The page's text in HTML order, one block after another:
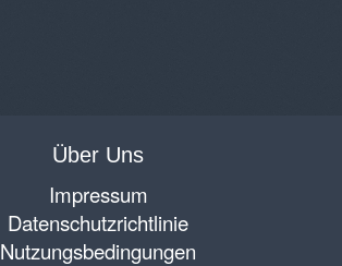
Über Uns
Impressum
Datenschutzrichtlinie
Nutzungsbedingungen